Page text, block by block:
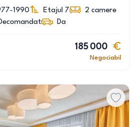
1990 Etajul 7 2 camere
Da
185 000
Negociabil